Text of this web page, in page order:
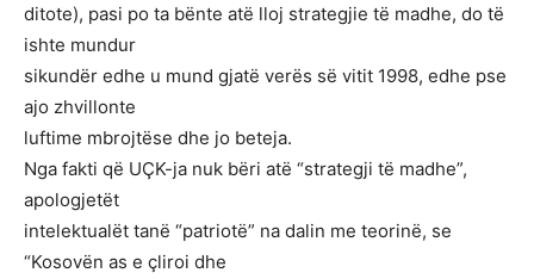
ditote), pasi po ta bënte atë lloj strategjie të madhe, do të
ishte mundur
sikundër edhe u mund gjatë verës së vitit 1998, edhe pse
ajo zhvillonte
luftime mbrojtëse dhe jo beteja.
Nga fakti që UÇK-ja nuk bëri atë “strategji të madhe”,
apologjetët
intelektualët tanë “patriotë” na dalin me teorinë, se
“Kosovën as e çliroi dhe